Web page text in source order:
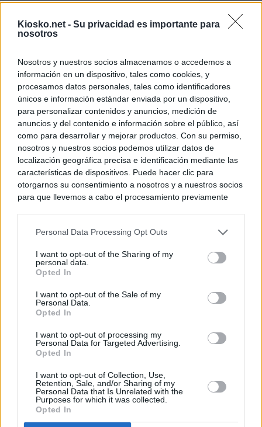
Kiosko.net - Su privacidad es importante para
nosotros
Nosotros y nuestros socios almacenamos o accedemos a
información en un dispositivo, tales como cookies, y
procesamos datos personales, tales como identificadores
únicos e información estándar enviada por un dispositivo,
para personalizar contenidos y anuncios, medición de
anuncios y del contenido e información sobre el público, así
como para desarrollar y mejorar productos. Con su permiso,
nosotros y nuestros socios podemos utilizar datos de
localización geográfica precisa e identificación mediante las
características de dispositivos. Puede hacer clic para
otorgarnos su consentimiento a nosotros y a nuestros socios
para que llevemos a cabo el procesamiento previamente
negar su consentimiento. Tenga en cuenta que algún
de su consentimiento, pero usted tiene el derecho de
rechazar tal procesamiento. Sus preferencias se aplicarán
cualquier momento entrando de nuevo en este sitio web o
visitando nuestra política de privacidad.
Personal Data Processing Opt Outs
I want to opt-out of the Sharing of my
personal data.
Opted In
I want to opt-out of the Sale of my
Personal Data.
Opted In
I want to opt-out of processing my
Personal Data for Targeted Advertising.
Opted In
I want to opt-out of Collection, Use,
Retention, Sale, and/or Sharing of my
Personal Data that Is Unrelated with the
Purposes for which it was collected.
Opted In
El uso personal
Comunidad de
de Gran Vía
logró venderlo
© Kiosko.net Aviso Legal Privacidad y Cookies